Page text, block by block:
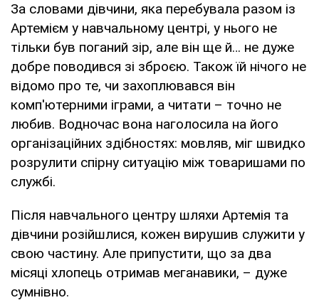
За словами дівчини, яка перебувала разом із
Артемієм у навчальному центрі, у нього не
тільки був поганий зір, але він ще й… не дуже
добре поводився зі зброєю. Також їй нічого не
відомо про те, чи захоплювався він
комп'ютерними іграми, а читати – точно не
любив. Водночас вона наголосила на його
організаційних здібностях: мовляв, міг швидко
розрулити спірну ситуацію між товаришами по
службі.
Після навчального центру шляхи Артемія та
дівчини розійшлися, кожен вирушив служити у
свою частину. Але припустити, що за два
місяці хлопець отримав меганавики, – дуже
сумнівно.